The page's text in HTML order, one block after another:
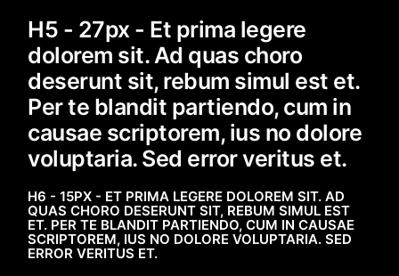
H5 - 27px - Et prima legere
dolorem sit. Ad quas choro
deserunt sit, rebum simul est et.
Per te blandit partiendo, cum in
causae scriptorem, ius no dolore
voluptaria. Sed error veritus et.
H6 - 15PX - ET PRIMA LEGERE DOLOREM SIT. AD
QUAS CHORO DESERUNT SIT, REBUM SIMUL EST
ET. PER TE BLANDIT PARTIENDO, CUM IN CAUSAE
SCRIPTOREM, IUS NO DOLORE VOLUPTARIA. SED
ERROR VERITUS ET.